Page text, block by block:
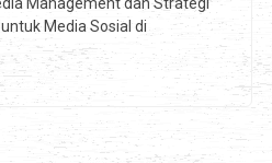
Management dan Strategi
Media Sosial di